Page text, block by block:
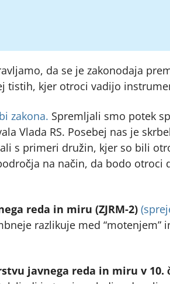
da se je zakonodaja
kjer otroci vadijo
zakona. Spremljali smo potek
Vlada RS. Posebej nas je
s primeri družin, kjer so bili
na način, da bodo otroci
reda in miru (ZJRM-2)
razlikuje med “motenjem”
javnega reda in miru v 10.